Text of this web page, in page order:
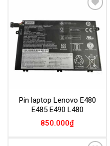
Wishlist
Pin laptop Lenovo E480
E485 E490 L480
850.000₫